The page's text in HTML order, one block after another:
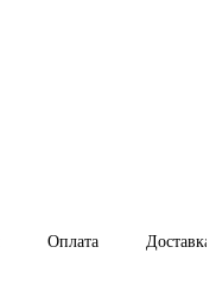
Оплата Доставка